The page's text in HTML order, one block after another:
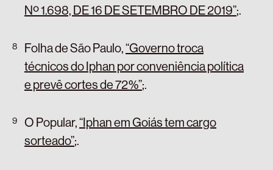
Nº 1.698, DE 16 DE SETEMBRO DE 2019”;.
Folha de São Paulo,“Governo troca
técnicos do Iphan por conveniência política
e prevê cortes de 72%”;.
O Popular,“Iphan em Goiás tem cargo
sorteado”;.